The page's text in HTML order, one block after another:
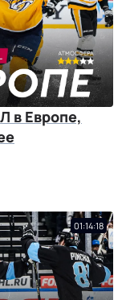
в Европе,
01:14:18